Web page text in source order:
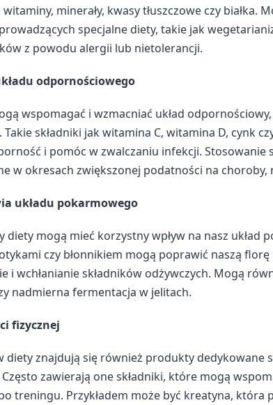
minerały, kwasy tłuszczowe czy białka.
specjalne diety, takie jak
z powodu alergii lub nietolerancji.
odpornościowego
wspomagać i wzmacniać układ
składniki jak witamina C, witamina D, cynk
i pomóc w zwalczaniu infekcji. Stosowanie
w okresach zwiększonej podatności na choroby,
układu pokarmowego
mogą mieć korzystny wpływ na nasz układ
czy błonnikiem mogą poprawić naszą
i wchłanianie składników odżywczych. Mogą
nadmierna fermentacja w jelitach.
fizycznej
diety znajdują się również produkty dedykowane
zawierają one składniki, które mogą
treningu. Przykładem może być kreatyna, która